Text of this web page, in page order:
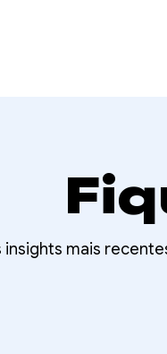
insights mais